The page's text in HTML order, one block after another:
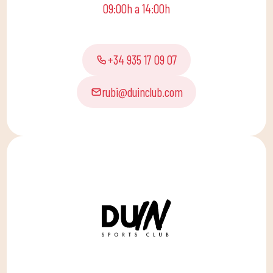
pequeños de casa
09:00h a 14:00h
+34 935 17 09 07
rubi@duinclub.com